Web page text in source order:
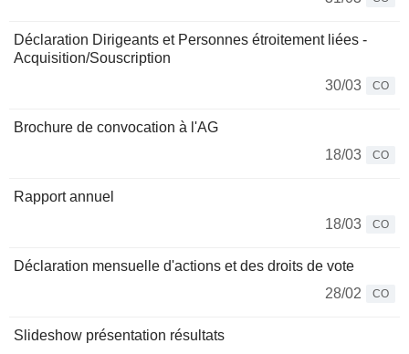
Déclaration Dirigeants et Personnes étroitement liées -
Acquisition/Souscription
30/03
CO
Brochure de convocation à l'AG
18/03
CO
Rapport annuel
18/03
CO
Déclaration mensuelle d'actions et des droits de vote
28/02
CO
Slideshow présentation résultats